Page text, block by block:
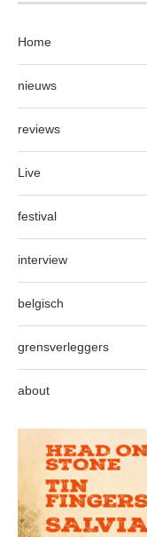
Home
nieuws
reviews
Live
festival
interview
belgisch
grensverleggers
about